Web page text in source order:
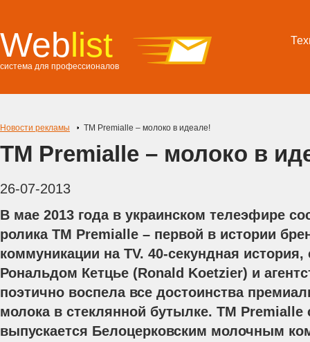
Weblist
система для профессионалов
Новости рекламы ТМ Premialle – молоко в идеале!
ТМ Premialle – молоко в
26-07-2013
В мае 2013 года в украинском телеэфире
ролика TM Premialle – первой в истории
коммуникации на TV. 40-секундная
Рональдом Кетцье (Ronald Koetzier) и
поэтично воспела все достоинства
молока в стеклянной бутылке. TM Premialle
выпускается Белоцерковским молочным